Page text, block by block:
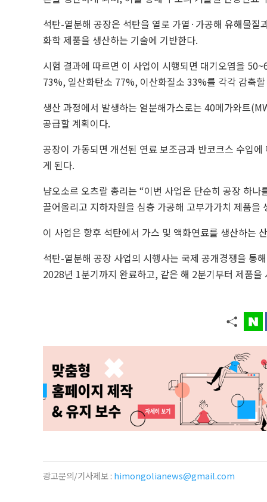
석탄-열분해 공장은 석탄을 열로 가열·가공해 유해물
화학 제품을 생산하는 기술에 기반한다.
시험 결과에 따르면 이 사업이 시행되면 대기오염을
73%, 일산화탄소 77%, 이산화질소 33%를 각각 감축
생산 과정에서 발생하는 열분해가스로는 40메가와트
공급할 계획이다.
공장이 가동되면 개선된 연료 보조금과 반코크스 수입
게 된다.
냠오소르 오츠랄 총리는 “이번 사업은 단순히 공장 하
끌어올리고 지하자원을 심층 가공해 고부가가치 제품
이 사업은 향후 석탄에서 가스 및 액화연료를 생산하는
석탄-열분해 공장 사업의 시행사는 국제 공개경쟁을 통
2028년 1분기까지 완료하고, 같은 해 2분기부터 제품을
광고문의/기사제보 : himongolianews@gmail.com